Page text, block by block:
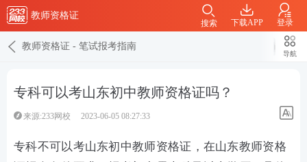
教师资格证
下载APP 登录
搜索
教师资格证 - 笔试报考指南
导航
专科可以考山东初中教师资格证吗？
来源:233网校 2023-06-05 08:27:33
专科不可以考山东初中教师资格证，在山东教师资格